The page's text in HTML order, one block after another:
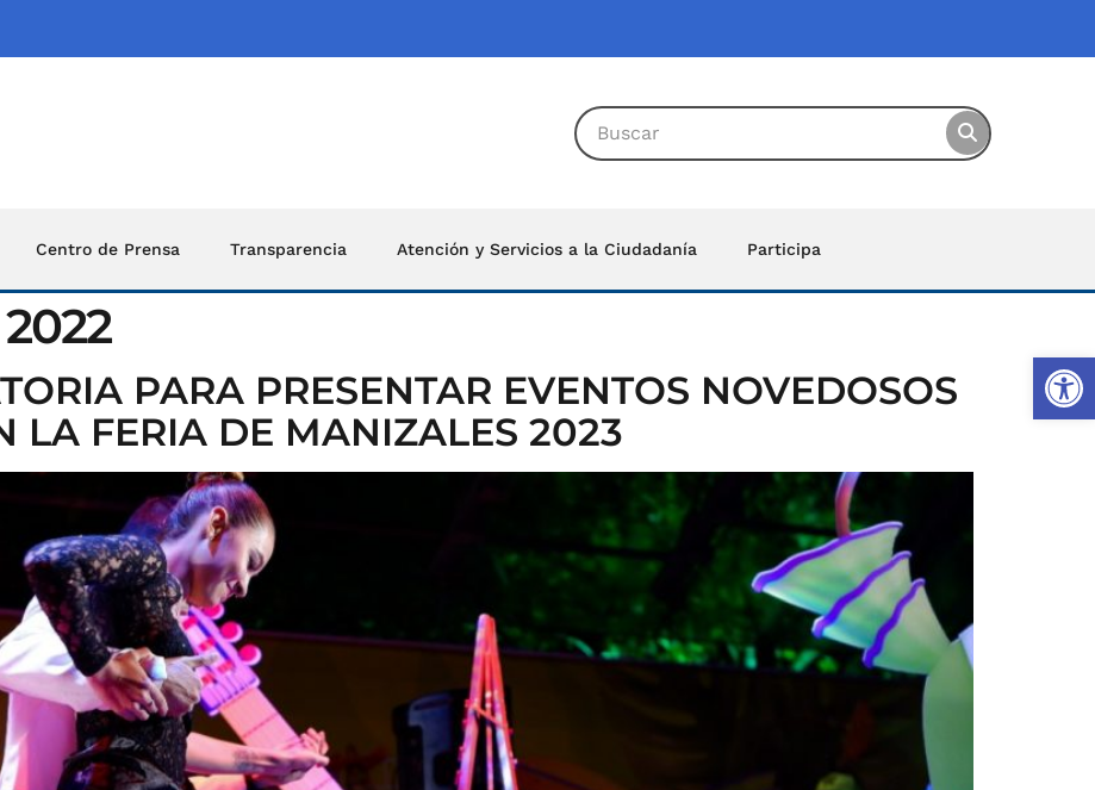
Centro de Prensa Transparencia Atención y Servicios a la Ciudadanía Participa
PARA PRESENTAR EVENTOS NOVEDOSOS
LA FERIA DE MANIZALES 2023